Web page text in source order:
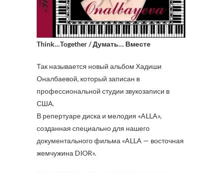
Think…Together / Думать… Вместе
Так называется новый альбом Хадиши
Оналбаевой, который записан в
профессиональной студии звукозаписи в
США.
В репертуаре диска и мелодия «ALLA»,
созданная специально для нашего
документального фильма «ALLA — восточная
жемчужина DIOR».